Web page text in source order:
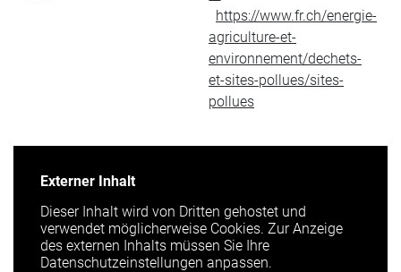
https://www.fr.ch/energie-
agriculture-et-
environnement/dechets-
et-sites-pollues/sites-
pollues
Externer Inhalt
Dieser Inhalt wird von Dritten gehostet und
verwendet möglicherweise Cookies. Zur Anzeige
des externen Inhalts müssen Sie Ihre
Datenschutzeinstellungen anpassen.